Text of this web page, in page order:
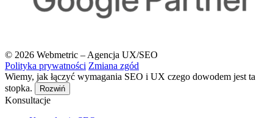
© 2026 Webmetric – Agencja UX/SEO
Polityka prywatności Zmiana zgód
Wiemy, jak łączyć wymagania SEO i UX czego dowodem jest ta
stopka.
Rozwiń
Konsultacje